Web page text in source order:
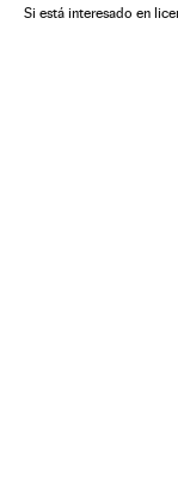
Discurso sobre o
Si está interesado en